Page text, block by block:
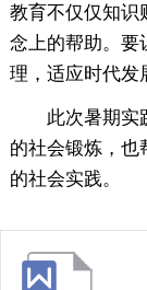
教育不仅仅知识
念上的帮助。要
理，适应时代发
此次暑期实
的社会锻炼，也
的社会实践。